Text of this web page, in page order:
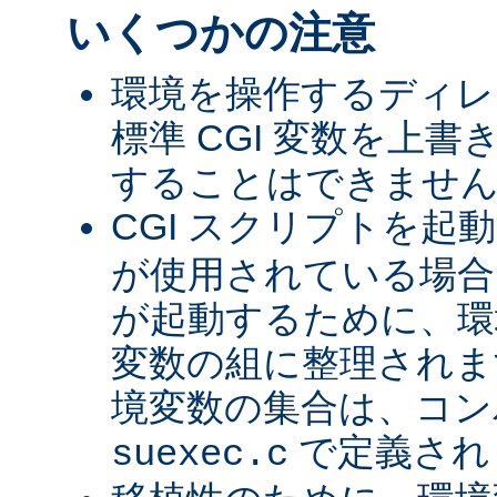
いくつかの注意
環境を操作するディ
標準 CGI 変数を上書
することはできませ
CGI スクリプトを起
が使用されている場
が起動するために、
変数の組に整理され
境変数の集合は、コ
suexec.c で定義さ